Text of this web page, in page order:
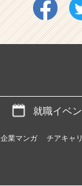
就職イベ
企業マンガ チアキャ